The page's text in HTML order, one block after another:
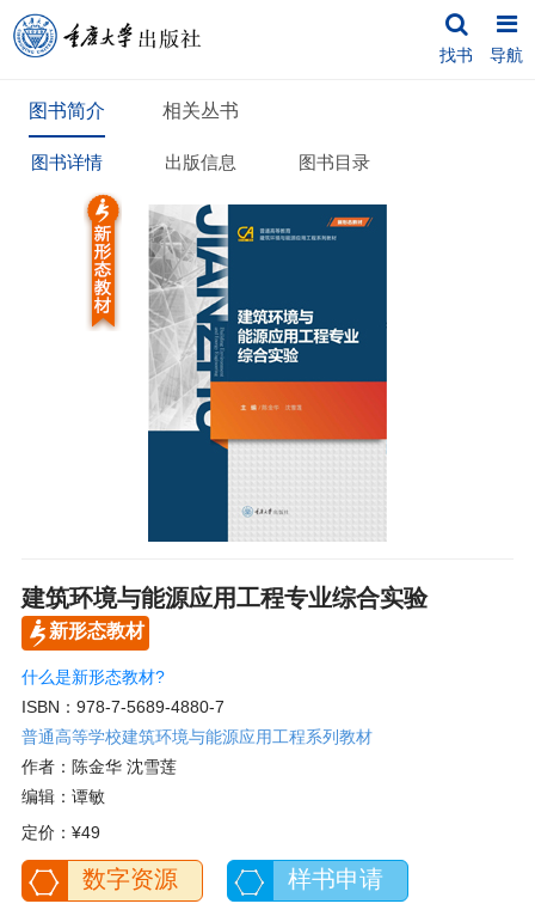
找书 导航
图书简介 相关丛书
图书详情 出版信息 图书目录
建筑环境与能源应用工程专业综合实验
新形态教材
什么是新形态教材?
ISBN：978-7-5689-4880-7
普通高等学校建筑环境与能源应用工程系列教材
作者：陈金华 沈雪莲
编辑：谭敏
定价： ¥49
数字资源 样书申请